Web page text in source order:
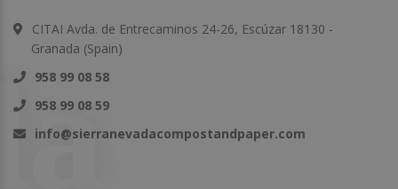
CITAI Avda. de Entrecaminos 24-26, Escúzar 18130 -
Granada (Spain)
958 99 08 58
958 99 08 59
info@sierranevadacompostandpaper.com